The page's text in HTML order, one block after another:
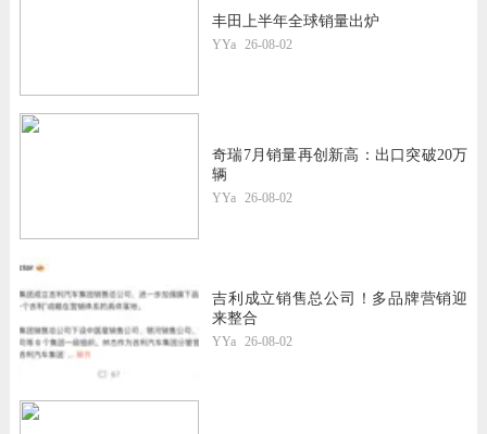
丰田上半年全球销量出炉
YYa 26-08-02
奇瑞7月销量再创新高：出口突破20万
辆
YYa 26-08-02
吉利成立销售总公司！多品牌营销迎
来整合
YYa 26-08-02